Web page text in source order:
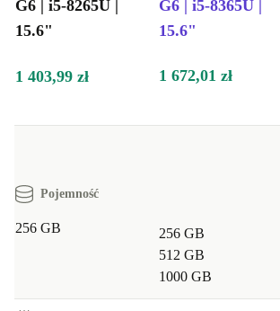
G6 | i5-8265U |
15.6"
G6 | i5-8365U |
15.6"
1 403,99 zł 1 672,01 zł
Pojemność
256 GB
256 GB
512 GB
1000 GB